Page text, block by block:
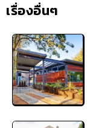
เรื่องอื่นๆ